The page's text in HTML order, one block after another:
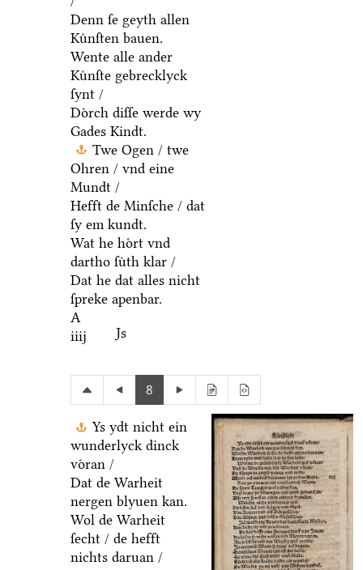
Denn ſe geyth allen
Kuͤnſten bauen.
Wente alle ander
Kuͤnſte gebrecklyck
ſynt /
Doͤrch diſſe werde wy
Gades Kindt.
Twe Ogen / twe
Ohren / vnd eine
Mundt /
Hefft de Minſche / dat
ſy em kundt.
Wat he hoͤrt vnd
dartho ſuͤth klar /
Dat he dat alles nicht
ſpreke apenbar.
A
iiij
Js
8
Ys ydt nicht ein
wunderlyck dinck
voͤran /
Dat de Warheit
nergen blyuen kan.
Wol de Warheit
ſecht / de hefft
nichts daruan /